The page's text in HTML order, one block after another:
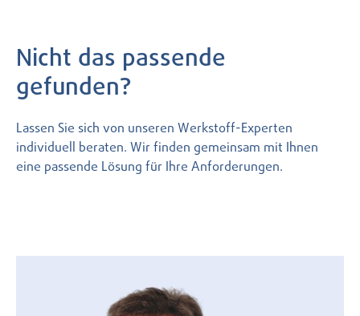
Nicht das passende
gefunden?
Lassen Sie sich von unseren Werkstoff-Experten
individuell beraten. Wir finden gemeinsam mit Ihnen
eine passende Lösung für Ihre Anforderungen.